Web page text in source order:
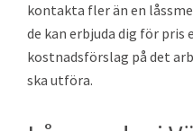
kontakta fler än en
de kan erbjuda dig för pris
kostnadsförslag på det
ska utföra.